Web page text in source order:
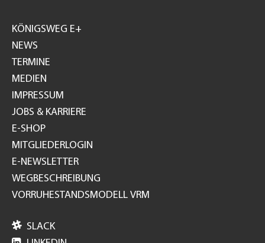
GH
KÖNIGSWEG E+
NEWS
TERMINE
MEDIEN
IMPRESSUM
JOBS & KARRIERE
E-SHOP
MITGLIEDERLOGIN
E-NEWSLETTER
WEGBESCHREIBUNG
VORRUHESTANDSMODELL VRM
 SLACK